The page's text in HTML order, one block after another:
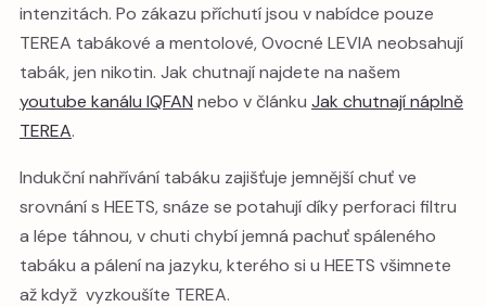
intenzitách. Po zákazu příchutí jsou v nabídce pouze
TEREA tabákové a mentolové, Ovocné LEVIA neobsahují
tabák, jen nikotin. Jak chutnají najdete na našem
youtube kanálu IQFAN nebo v článku Jak chutnají náplně
TEREA.
Indukční nahřívání tabáku zajišťuje jemnější chuť ve
srovnání s HEETS, snáze se potahují díky perforaci filtru
a lépe táhnou, v chuti chybí jemná pachuť spáleného
tabáku a pálení na jazyku, kterého si u HEETS všimnete
až když vyzkoušíte TEREA.